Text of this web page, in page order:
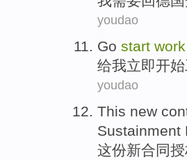
youdao
Go start work
给我立即开始
youdao
This new
Sustainment
这份新合同